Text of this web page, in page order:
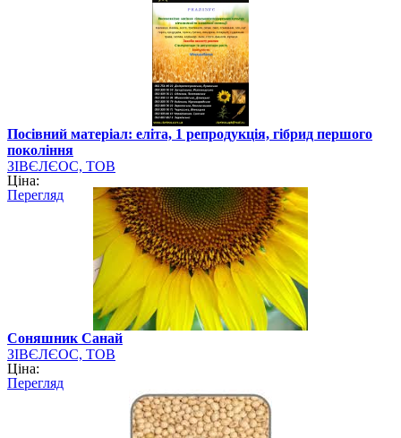
Посівний матеріал: еліта, 1 репродукція, гібрид першого
покоління
ЗІВЄЛЄОС, ТОВ
Ціна:
Перегляд
Cоняшник Санай
ЗІВЄЛЄОС, ТОВ
Ціна:
Перегляд